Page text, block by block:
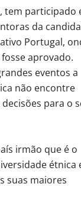
tem participado
da
Portugal,
aprovado.
eventos a
não encontre
para o
irmão que é o
étnica
suas maiores